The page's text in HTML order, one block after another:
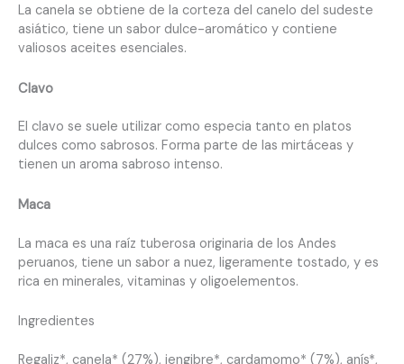
La canela se obtiene de la corteza del canelo del sudeste
asiático, tiene un sabor dulce-aromático y contiene
valiosos aceites esenciales.
Clavo
El clavo se suele utilizar como especia tanto en platos
dulces como sabrosos. Forma parte de las mirtáceas y
tienen un aroma sabroso intenso.
Maca
La maca es una raíz tuberosa originaria de los Andes
peruanos, tiene un sabor a nuez, ligeramente tostado, y es
rica en minerales, vitaminas y oligoelementos.
Ingredientes
Regaliz*, canela* (27%), jengibre*, cardamomo* (7%), anís*,